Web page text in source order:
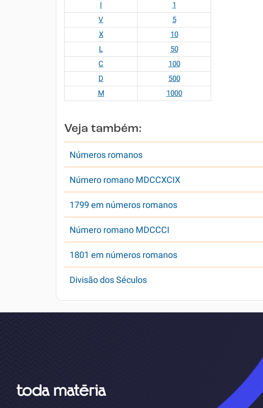
I
1
V
5
X
10
L
50
C
100
D
500
M
1000
Veja também:
Números romanos
Número romano MDCCXCIX
1799 em números romanos
Número romano MDCCCI
1801 em números romanos
Divisão dos Séculos